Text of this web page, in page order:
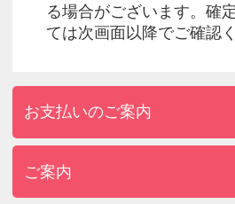
る場合がございます。確
ては次画面以降でご確認
お支払いのご案内
ご案内